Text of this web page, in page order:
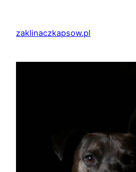
treścizaklinaczkapsow.pl